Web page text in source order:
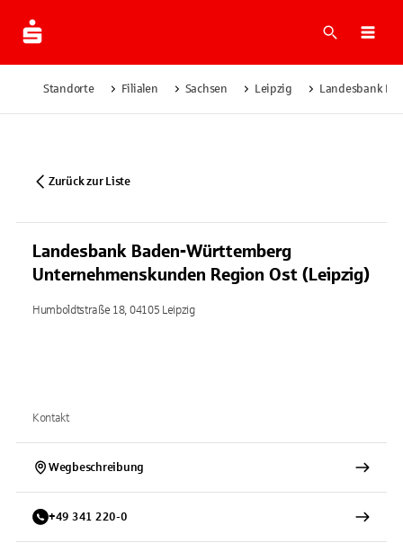
Suche
Standorte Filialen Sachsen Leipzig Landesbank
Zurück zur Liste
Landesbank Baden-Württemberg
Unternehmenskunden Region Ost (Leipzig)
Humboldtstraße 18, 04105 Leipzig
Kontakt
Wegbeschreibung
+49 341 220-0